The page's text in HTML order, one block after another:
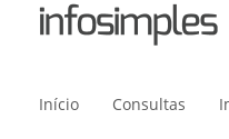
Início Consultas